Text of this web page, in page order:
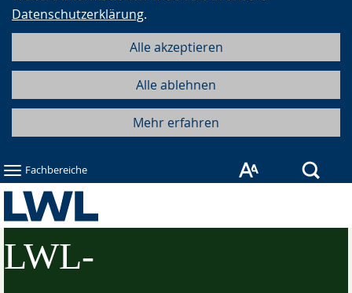
Datenschutzerklärung.
Alle akzeptieren
Alle ablehnen
Mehr erfahren
Fachbereiche
LWL-